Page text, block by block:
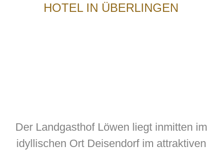
HOTEL IN ÜBERLINGEN
Der Landgasthof Löwen liegt inmitten im
idyllischen Ort Deisendorf im attraktiven